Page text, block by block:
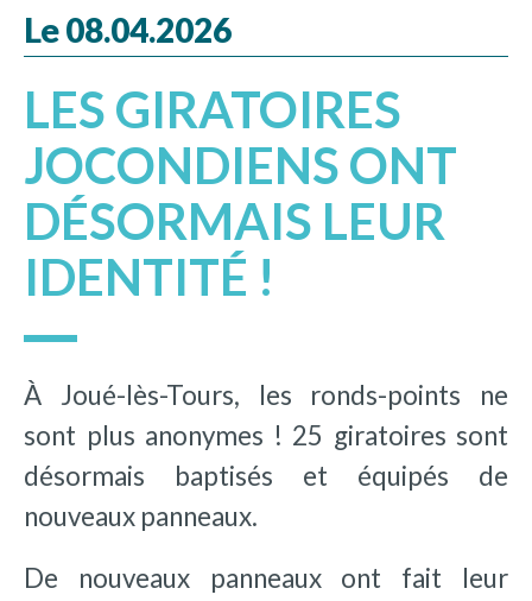
Le 08.04.2026
LES GIRATOIRES
JOCONDIENS ONT
DÉSORMAIS LEUR
IDENTITÉ !
À Joué-lès-Tours, les ronds-points ne
sont plus anonymes ! 25 giratoires sont
désormais baptisés et équipés de
nouveaux panneaux.
De nouveaux panneaux ont fait leur